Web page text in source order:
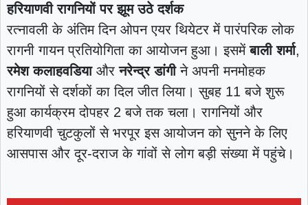
हरियाणवी रागनियों पर झूम उठे दर्शक
रत्नावली के अंतिम दिन ओपन एयर थियेटर में पारंपरिक लोक
रागनी गायन प्रतियोगिता का आयोजन हुआ। इसमेंबाली शर्मा,
रमेश कलाहवडियाऔरनरेन्द्र डांगीने अपनी मनमोहक
रागनियों से दर्शकों का दिल जीत लिया। सुबह 11 बजे शुरू
हुआ कार्यक्रम दोपहर 2 बजे तक चला। रागनियों और
हरियाणवी चुटकुलों से भरपूर इस आयोजन को सुनने के लिए
आसपास और दूर-दराज के गांवों से लोग बड़ी संख्या में पहुंचे।